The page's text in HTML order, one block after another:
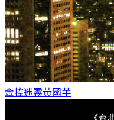
金控迷霧黃國華